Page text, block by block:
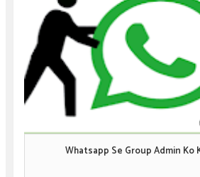
Whatsapp Se Group Admin Ko